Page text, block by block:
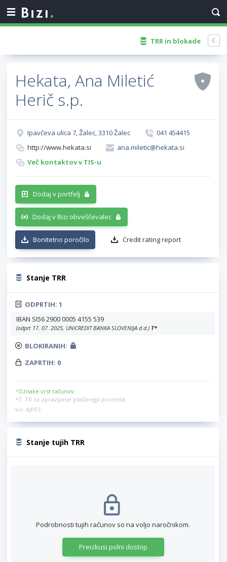
TRR in blokade
Hekata, Ana Miletić
Herič s.p.
Ipavčeva ulica 7, Žalec, 3310 Žalec
041 454415
http://www.hekata.si
ana.miletic@hekata.si
Več kontaktov v TIS-u
Dodaj v portfelj
Dodaj v Bizi obveščevalec
Bonitetno poročilo Credit rating report
Stanje TRR
ODPRTIH: 1
IBAN SI56 2900 0005 4155 539
(odprt 17. 07. 2025, UNICREDIT BANKA SLOVENIJA d.d.) T*
BLOKIRANIH:
ZAPRTIH: 0
*Oznake vrst računov:
*T: TR za opravljanje plačilnega prometa
Vir: AJPES
Stanje tujih TRR
Podrobnosti tujih računov so na voljo naročnikom.
Preizkusi polni dostop